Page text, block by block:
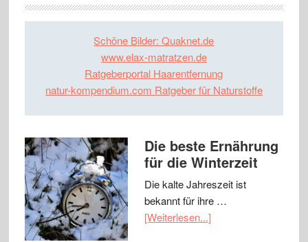
Schöne Bilder: Quaknet.de
www.elax-matratzen.de
Ratgeberportal Haarentfernung
natur-kompendium.com Ratgeber für Naturstoffe
Die beste Ernährung
für die Winterzeit
Die kalte Jahreszeit ist
bekannt für ihre …
[Weiterlesen...]